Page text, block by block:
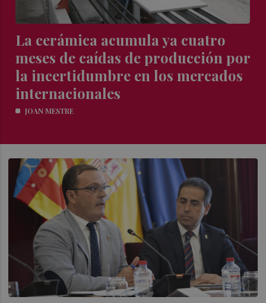
La cerámica acumula ya cuatro
meses de caídas de producción por
la incertidumbre en los mercados
internacionales
JOAN MESTRE